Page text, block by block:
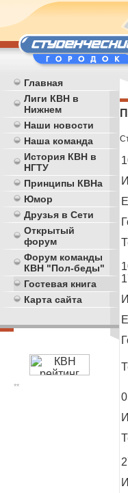
Главная
Лиги КВН в
Нижнем
Наши новости
Наша команда
История КВН в
НГТУ
Принципы КВНа
Юмор
Друзья в Сети
Открытый
форум
Форум команды
КВН "Пол-беды"
Гостевая книга
Карта сайта
**